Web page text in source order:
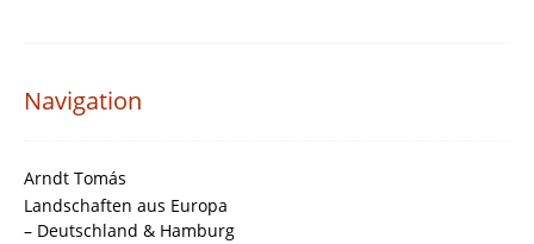
Navigation
Arndt Tomás
Landschaften aus Europa
– Deutschland & Hamburg